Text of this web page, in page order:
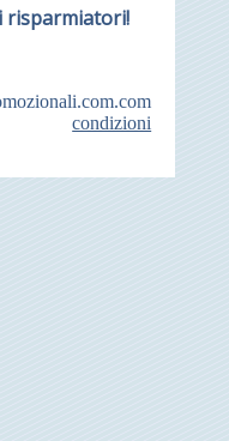
risparmiatori!
condizioni